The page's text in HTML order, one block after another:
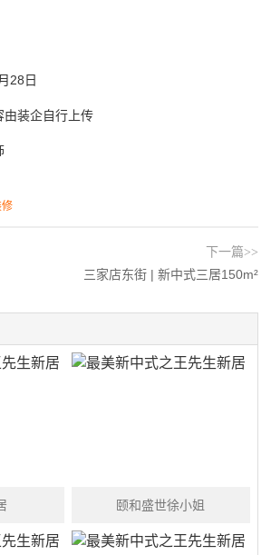
28日
由装企自行上传
下一篇>>
三家店东街 | 新中式三居150m²
颐和盛世徐小姐